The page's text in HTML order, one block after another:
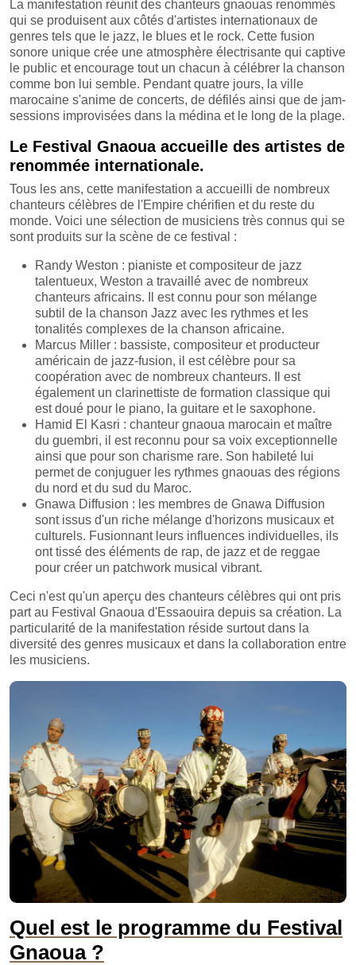
La manifestation réunit des chanteurs gnaouas renommés
qui se produisent aux côtés d'artistes internationaux de
genres tels que le jazz, le blues et le rock. Cette fusion
sonore unique crée une atmosphère électrisante qui captive
le public et encourage tout un chacun à célébrer la chanson
comme bon lui semble. Pendant quatre jours, la ville
marocaine s'anime de concerts, de défilés ainsi que de jam-
sessions improvisées dans la médina et le long de la plage.
Le Festival Gnaoua accueille des artistes de
renommée internationale.
Tous les ans, cette manifestation a accueilli de nombreux
chanteurs célèbres de l'Empire chérifien et du reste du
monde. Voici une sélection de musiciens très connus qui se
sont produits sur la scène de ce festival :
Randy Weston : pianiste et compositeur de jazz
talentueux, Weston a travaillé avec de nombreux
chanteurs africains. Il est connu pour son mélange
subtil de la chanson Jazz avec les rythmes et les
tonalités complexes de la chanson africaine.
Marcus Miller : bassiste, compositeur et producteur
américain de jazz-fusion, il est célèbre pour sa
coopération avec de nombreux chanteurs. Il est
également un clarinettiste de formation classique qui
est doué pour le piano, la guitare et le saxophone.
Hamid El Kasri : chanteur gnaoua marocain et maître
du guembri, il est reconnu pour sa voix exceptionnelle
ainsi que pour son charisme rare. Son habileté lui
permet de conjuguer les rythmes gnaouas des régions
du nord et du sud du Maroc.
Gnawa Diffusion : les membres de Gnawa Diffusion
sont issus d'un riche mélange d'horizons musicaux et
culturels. Fusionnant leurs influences individuelles, ils
ont tissé des éléments de rap, de jazz et de reggae
pour créer un patchwork musical vibrant.
Ceci n'est qu'un aperçu des chanteurs célèbres qui ont pris
part au Festival Gnaoua d'Essaouira depuis sa création. La
particularité de la manifestation réside surtout dans la
diversité des genres musicaux et dans la collaboration entre
les musiciens.
Quel est le programme du Festival
Gnaoua ?